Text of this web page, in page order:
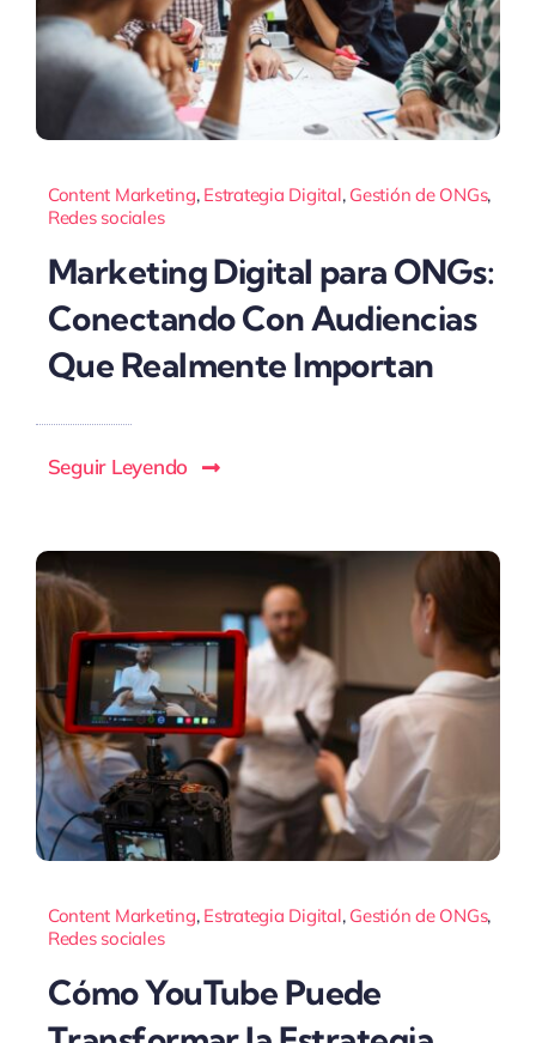
Content Marketing, Estrategia Digital, Gestión de ONGs,
Redes sociales
Marketing Digital para ONGs:
Conectando Con Audiencias
Que Realmente Importan
Seguir Leyendo
Content Marketing, Estrategia Digital, Gestión de ONGs,
Redes sociales
Cómo YouTube Puede